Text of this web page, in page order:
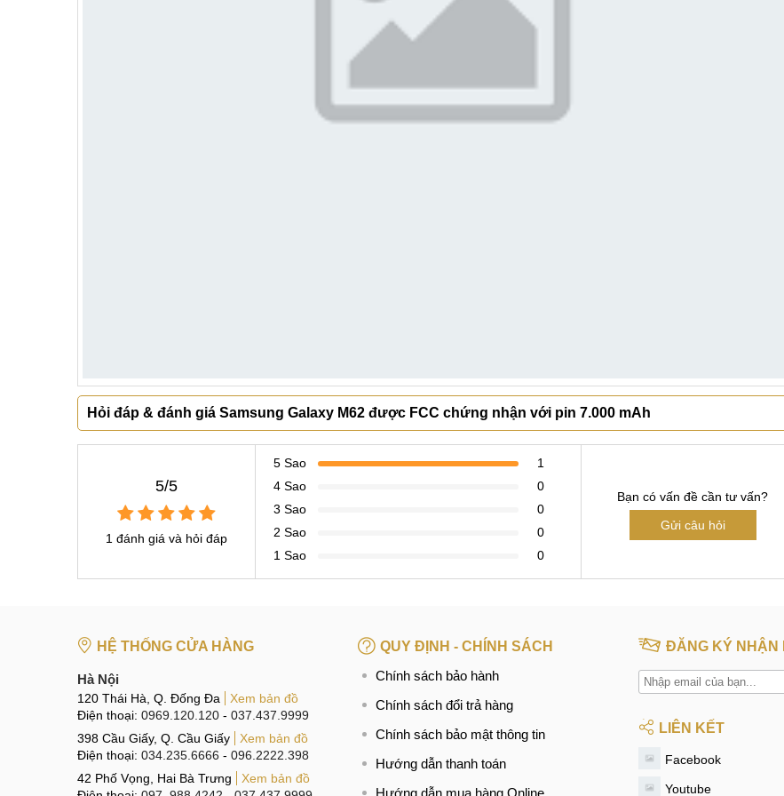
Hỏi đáp & đánh giá Samsung Galaxy M62 được FCC chứng nhận với pin 7.000 mAh
5/5
1 đánh giá và hỏi đáp
5 Sao
1
4 Sao
0
3 Sao
0
2 Sao
0
1 Sao
0
Bạn có vấn đề cần tư vấn?
Gửi câu hỏi
HỆ THỐNG CỬA HÀNG
Hà Nội
120 Thái Hà, Q. Đống Đa
Xem bản đồ
Điện thoại: 0969.120.120 - 037.437.9999
398 Cầu Giấy, Q. Cầu Giấy
Xem bản đồ
Điện thoại: 034.235.6666 - 096.2222.398
42 Phố Vọng, Hai Bà Trưng
Xem bản đồ
QUY ĐỊNH - CHÍNH SÁCH
Chính sách bảo hành
Chính sách đổi trả hàng
Chính sách bảo mật thông tin
Hướng dẫn thanh toán
Hướng dẫn mua hàng Online
ĐĂNG KÝ NHẬN
LIÊN KẾT
Facebook
Youtube